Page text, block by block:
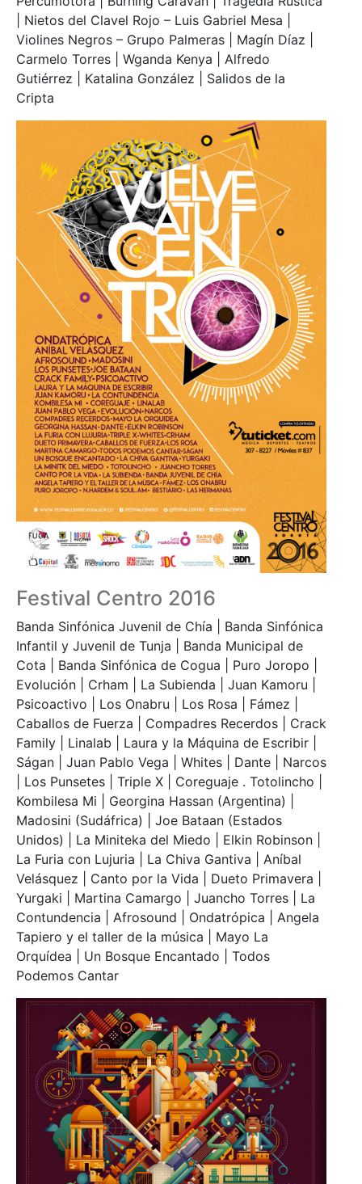
| Nietos del Clavel Rojo – Luis Gabriel Mesa |
Violines Negros – Grupo Palmeras | Magín Díaz |
Carmelo Torres | Wganda Kenya | Alfredo
Gutiérrez | Katalina González | Salidos de la
Cripta
Festival Centro 2016
Banda Sinfónica Juvenil de Chía | Banda Sinfónica
Infantil y Juvenil de Tunja | Banda Municipal de
Cota | Banda Sinfónica de Cogua | Puro Joropo |
Evolución | Crham | La Subienda | Juan Kamoru |
Psicoactivo | Los Onabru | Los Rosa | Fámez |
Caballos de Fuerza | Compadres Recerdos | Crack
Family | Linalab | Laura y la Máquina de Escribir |
Ságan | Juan Pablo Vega | Whites | Dante | Narcos
| Los Punsetes | Triple X | Coreguaje . Totolincho |
Kombilesa Mi | Georgina Hassan (Argentina) |
Madosini (Sudáfrica) | Joe Bataan (Estados
Unidos) | La Miniteka del Miedo | Elkin Robinson |
La Furia con Lujuria | La Chiva Gantiva | Aníbal
Velásquez | Canto por la Vida | Dueto Primavera |
Yurgaki | Martina Camargo | Juancho Torres | La
Contundencia | Afrosound | Ondatrópica | Angela
Tapiero y el taller de la música | Mayo La
Orquídea | Un Bosque Encantado | Todos
Podemos Cantar